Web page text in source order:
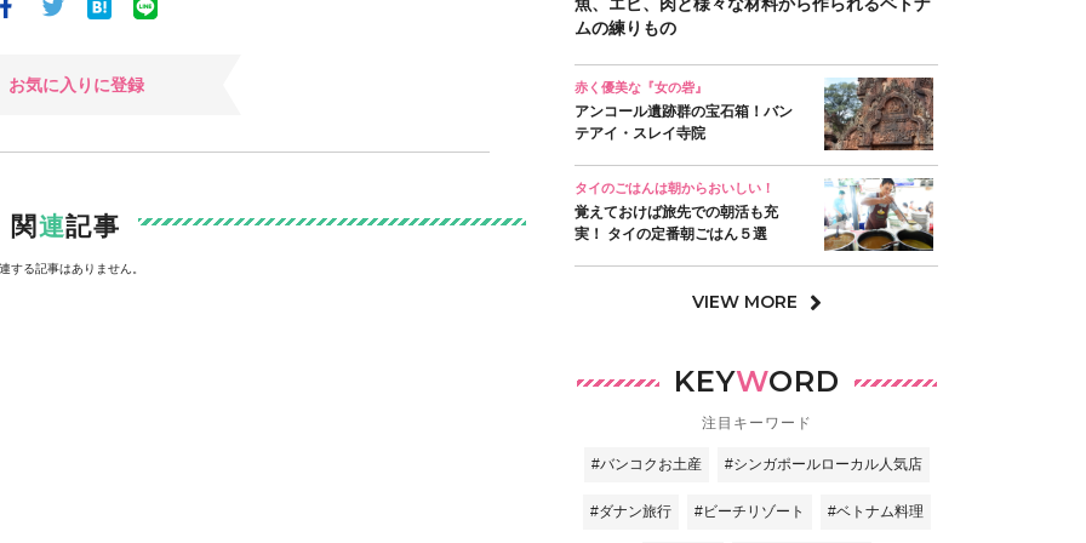
お気に入りに登録
関連記事
する記事はありません。
ムの練りもの
赤く優美な『女の砦』
アンコール遺跡群の宝石箱！バン
テアイ・スレイ寺院
タイのごはんは朝からおいしい！
覚えておけば旅先での朝活も充
実！ タイの定番朝ごはん５選
VIEW MORE
KEYWORD
注目キーワード
#バンコクお土産 #シンガポールローカル人気店
#ダナン旅行 #ビーチリゾート #ベトナム料理